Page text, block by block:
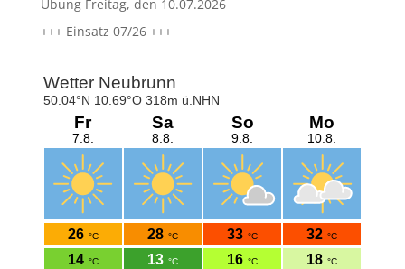
Übung Freitag, den 10.07.2026
+++ Einsatz 07/26 +++